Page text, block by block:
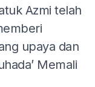
Azmi telah
upaya dan
Memali